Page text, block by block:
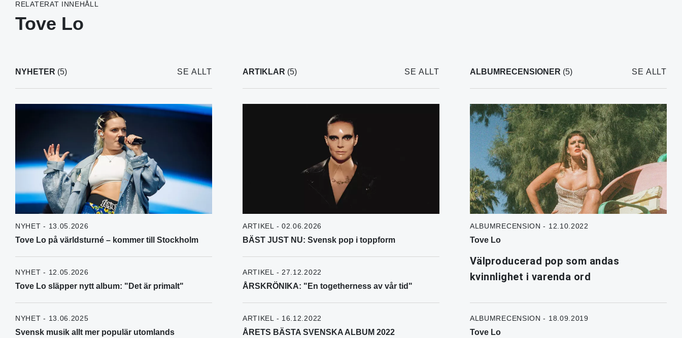
RELATERAT INNEHÅLL
Tove Lo
NYHETER (5) SE ALLT
NYHET - 13.05.2026
Tove Lo på världsturné – kommer till Stockholm
NYHET - 12.05.2026
Tove Lo släpper nytt album: "Det är primalt"
NYHET - 13.06.2025
Svensk musik allt mer populär utomlands
ARTIKLAR (5) SE ALLT
ARTIKEL - 02.06.2026
BÄST JUST NU: Svensk pop i toppform
ARTIKEL - 27.12.2022
ÅRSKRÖNIKA: "En togetherness av vår tid"
ARTIKEL - 16.12.2022
ÅRETS BÄSTA SVENSKA ALBUM 2022
ALBUMRECENSIONER (5) SE ALLT
ALBUMRECENSION - 12.10.2022
Tove Lo
Välproducerad pop som andas
kvinnlighet i varenda ord
ALBUMRECENSION - 18.09.2019
Tove Lo